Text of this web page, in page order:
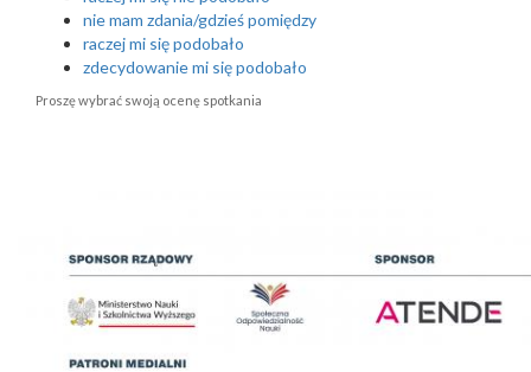
nie mam zdania/gdzieś pomiędzy
raczej mi się podobało
zdecydowanie mi się podobało
Proszę wybrać swoją ocenę spotkania